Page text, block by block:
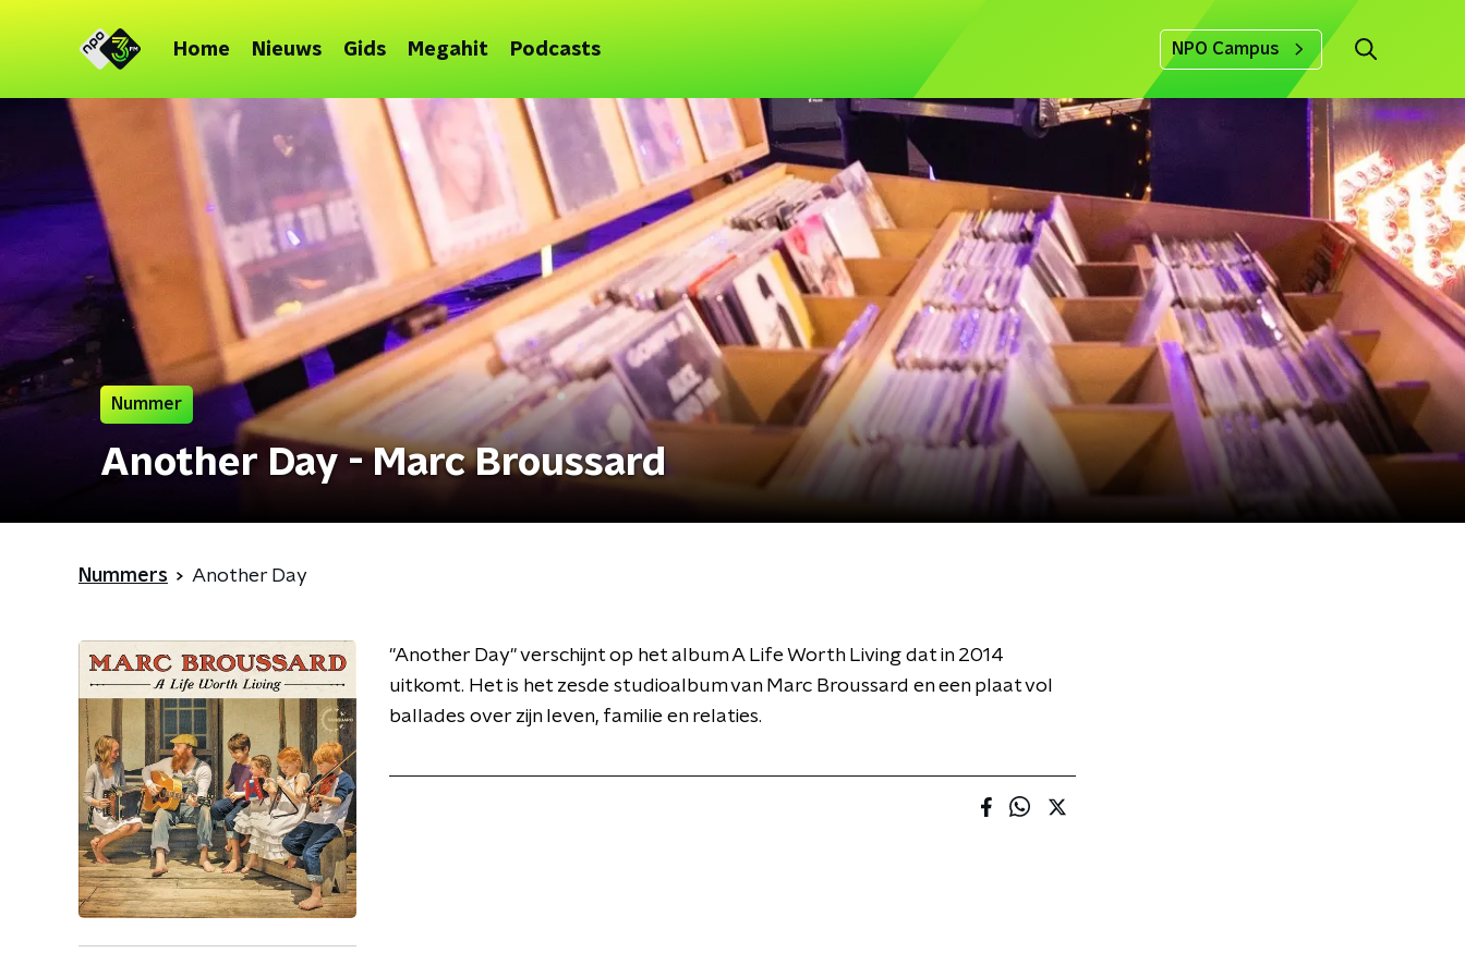
Home Nieuws Gids Megahit Podcasts NPO Campus
Nummer
Another Day - Marc Broussard
Nummers Another Day
''Another Day'' verschijnt op het album A Life Worth Living dat in 2014
uitkomt. Het is het zesde studioalbum van Marc Broussard en een plaat vol
ballades over zijn leven, familie en relaties.